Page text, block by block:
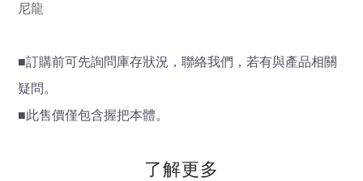
尼龍
■訂購前可先詢問庫存狀況，聯絡我們，若有與產品相關
疑問。
■此售價僅包含握把本體。
了解更多